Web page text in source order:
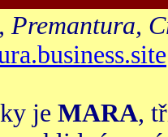
Premantura,
je MARA,